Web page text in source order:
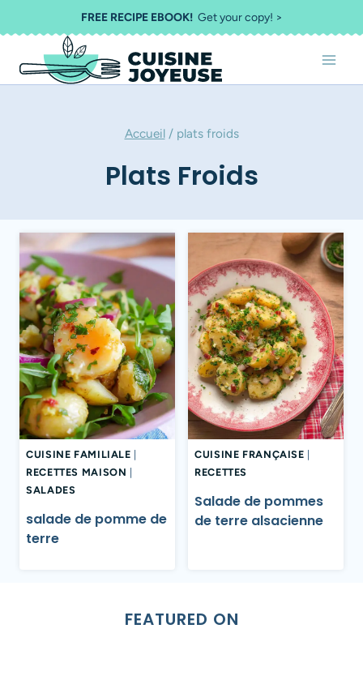
au
contenu
FREE RECIPE EBOOK!Get your copy! >
Accueil / plats froids
Plats Froids
CUISINE FAMILIALE
RECETTES MAISON
SALADES
salade de pomme de
terre​
CUISINE FRANÇAISE
RECETTES
Salade de pommes
de terre alsacienne
FEATURED ON